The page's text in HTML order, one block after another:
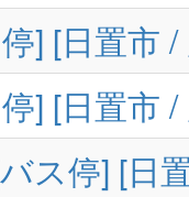
] [日置市
] [日置市
ス停] [日